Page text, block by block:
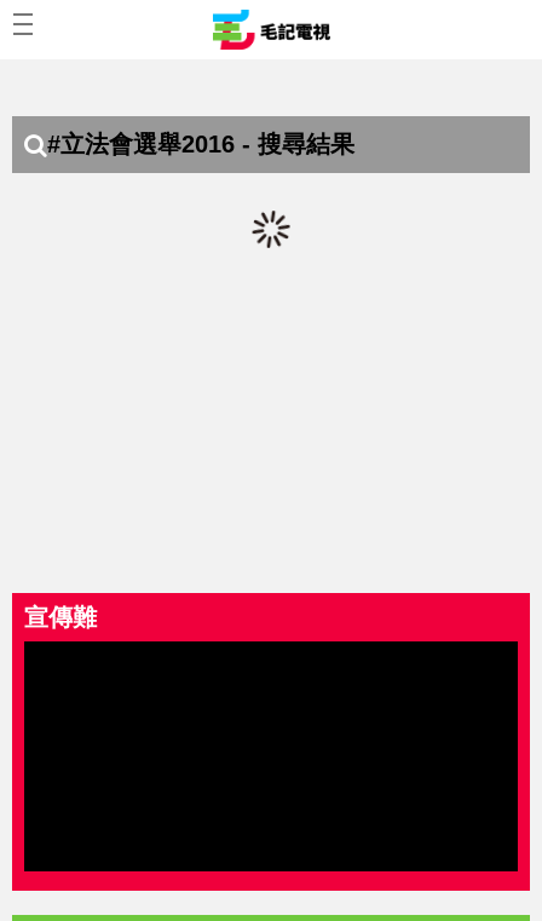
#立法會選舉2016 - 搜尋結果
宣傳難